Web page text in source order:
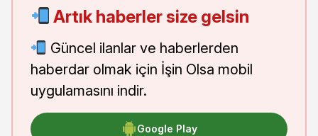
Artık haberler size gelsin
Güncel ilanlar ve haberlerden
haberdar olmak için İşin Olsa mobil
uygulamasını indir.
Google Play